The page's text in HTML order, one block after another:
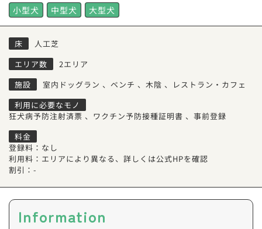
小型犬
中型犬 大型犬
床
人工芝
エリア数
2エリア
施設
室内ドッグラン 、 ベンチ 、 木陰 、
レストラン・カフェ
利用に必要なモノ
狂犬病予防注射済票 、 ワクチン予防接種証明書 、 事前登録
料金
登録料：なし
利用料：エリアにより異なる、詳しくは公式HPを確認
割引：-
Information